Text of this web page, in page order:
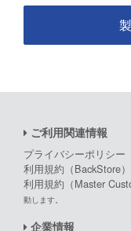
ご利用関連情報
プライバシーポリシー
利用規約（BackStore）
利用規約（Master
動します。
企業情報